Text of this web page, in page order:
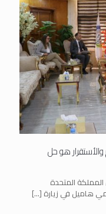
هو حل
وفداً من المملكة المتحدة
هاميل في زيارة […]